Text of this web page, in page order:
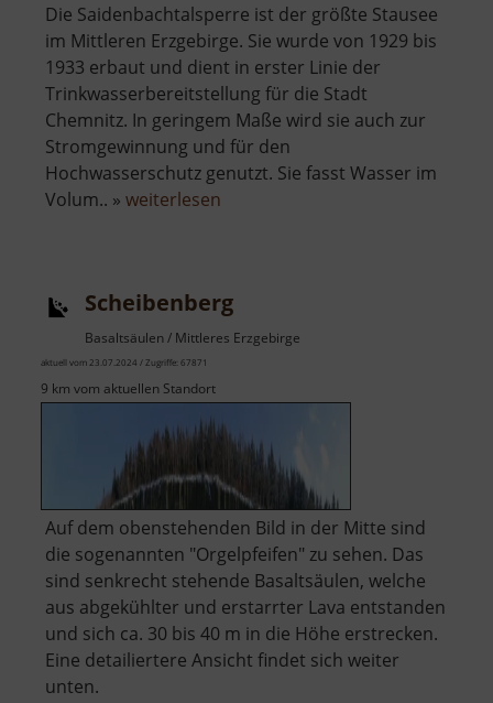
Die Saidenbachtalsperre ist der größte Stausee
im Mittleren Erzgebirge. Sie wurde von 1929 bis
1933 erbaut und dient in erster Linie der
Trinkwasserbereitstellung für die Stadt
Chemnitz. In geringem Maße wird sie auch zur
Stromgewinnung und für den
Hochwasserschutz genutzt. Sie fasst Wasser im
Volum.. » weiterlesen
Scheibenberg
Basaltsäulen / Mittleres Erzgebirge
aktuell vom 23.07.2024 / Zugriffe: 67871
9 km vom aktuellen Standort
Auf dem obenstehenden Bild in der Mitte sind
die sogenannten "Orgelpfeifen" zu sehen. Das
sind senkrecht stehende Basaltsäulen, welche
aus abgekühlter und erstarrter Lava entstanden
und sich ca. 30 bis 40 m in die Höhe erstrecken.
Eine detailiertere Ansicht findet sich weiter
unten.